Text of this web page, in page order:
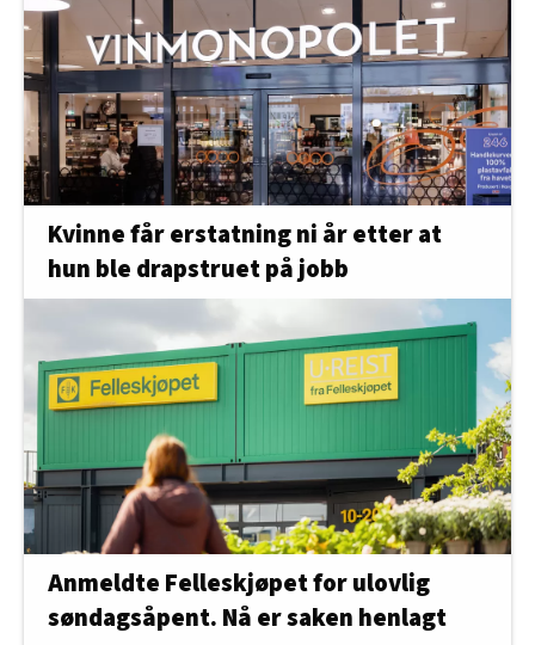
Kvinne får erstatning ni år etter at
hun ble drapstruet på jobb
Anmeldte Felleskjøpet for ulovlig
søndagsåpent. Nå er saken henlagt